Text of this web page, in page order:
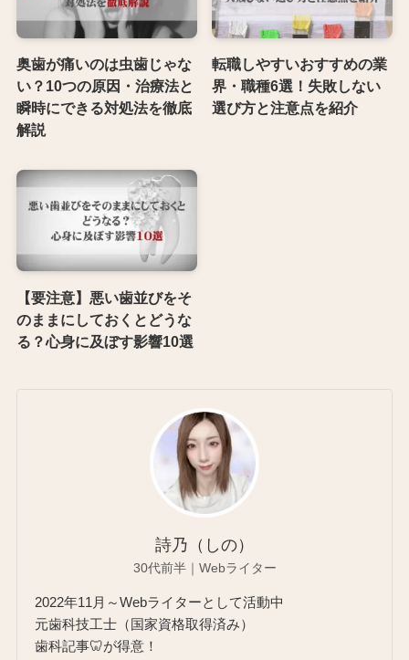
奥歯が痛いのは虫歯じゃな
い？10つの原因・治療法と
瞬時にできる対処法を徹底
解説
転職しやすいおすすめの業
界・職種6選！失敗しない
選び方と注意点を紹介
【要注意】悪い歯並びをそ
のままにしておくとどうな
る？心身に及ぼす影響10選
詩乃（しの）
30代前半｜Webライター
2022年11月～Webライターとして活動中
元歯科技工士（国家資格取得済み）
歯科記事🦷が得意！